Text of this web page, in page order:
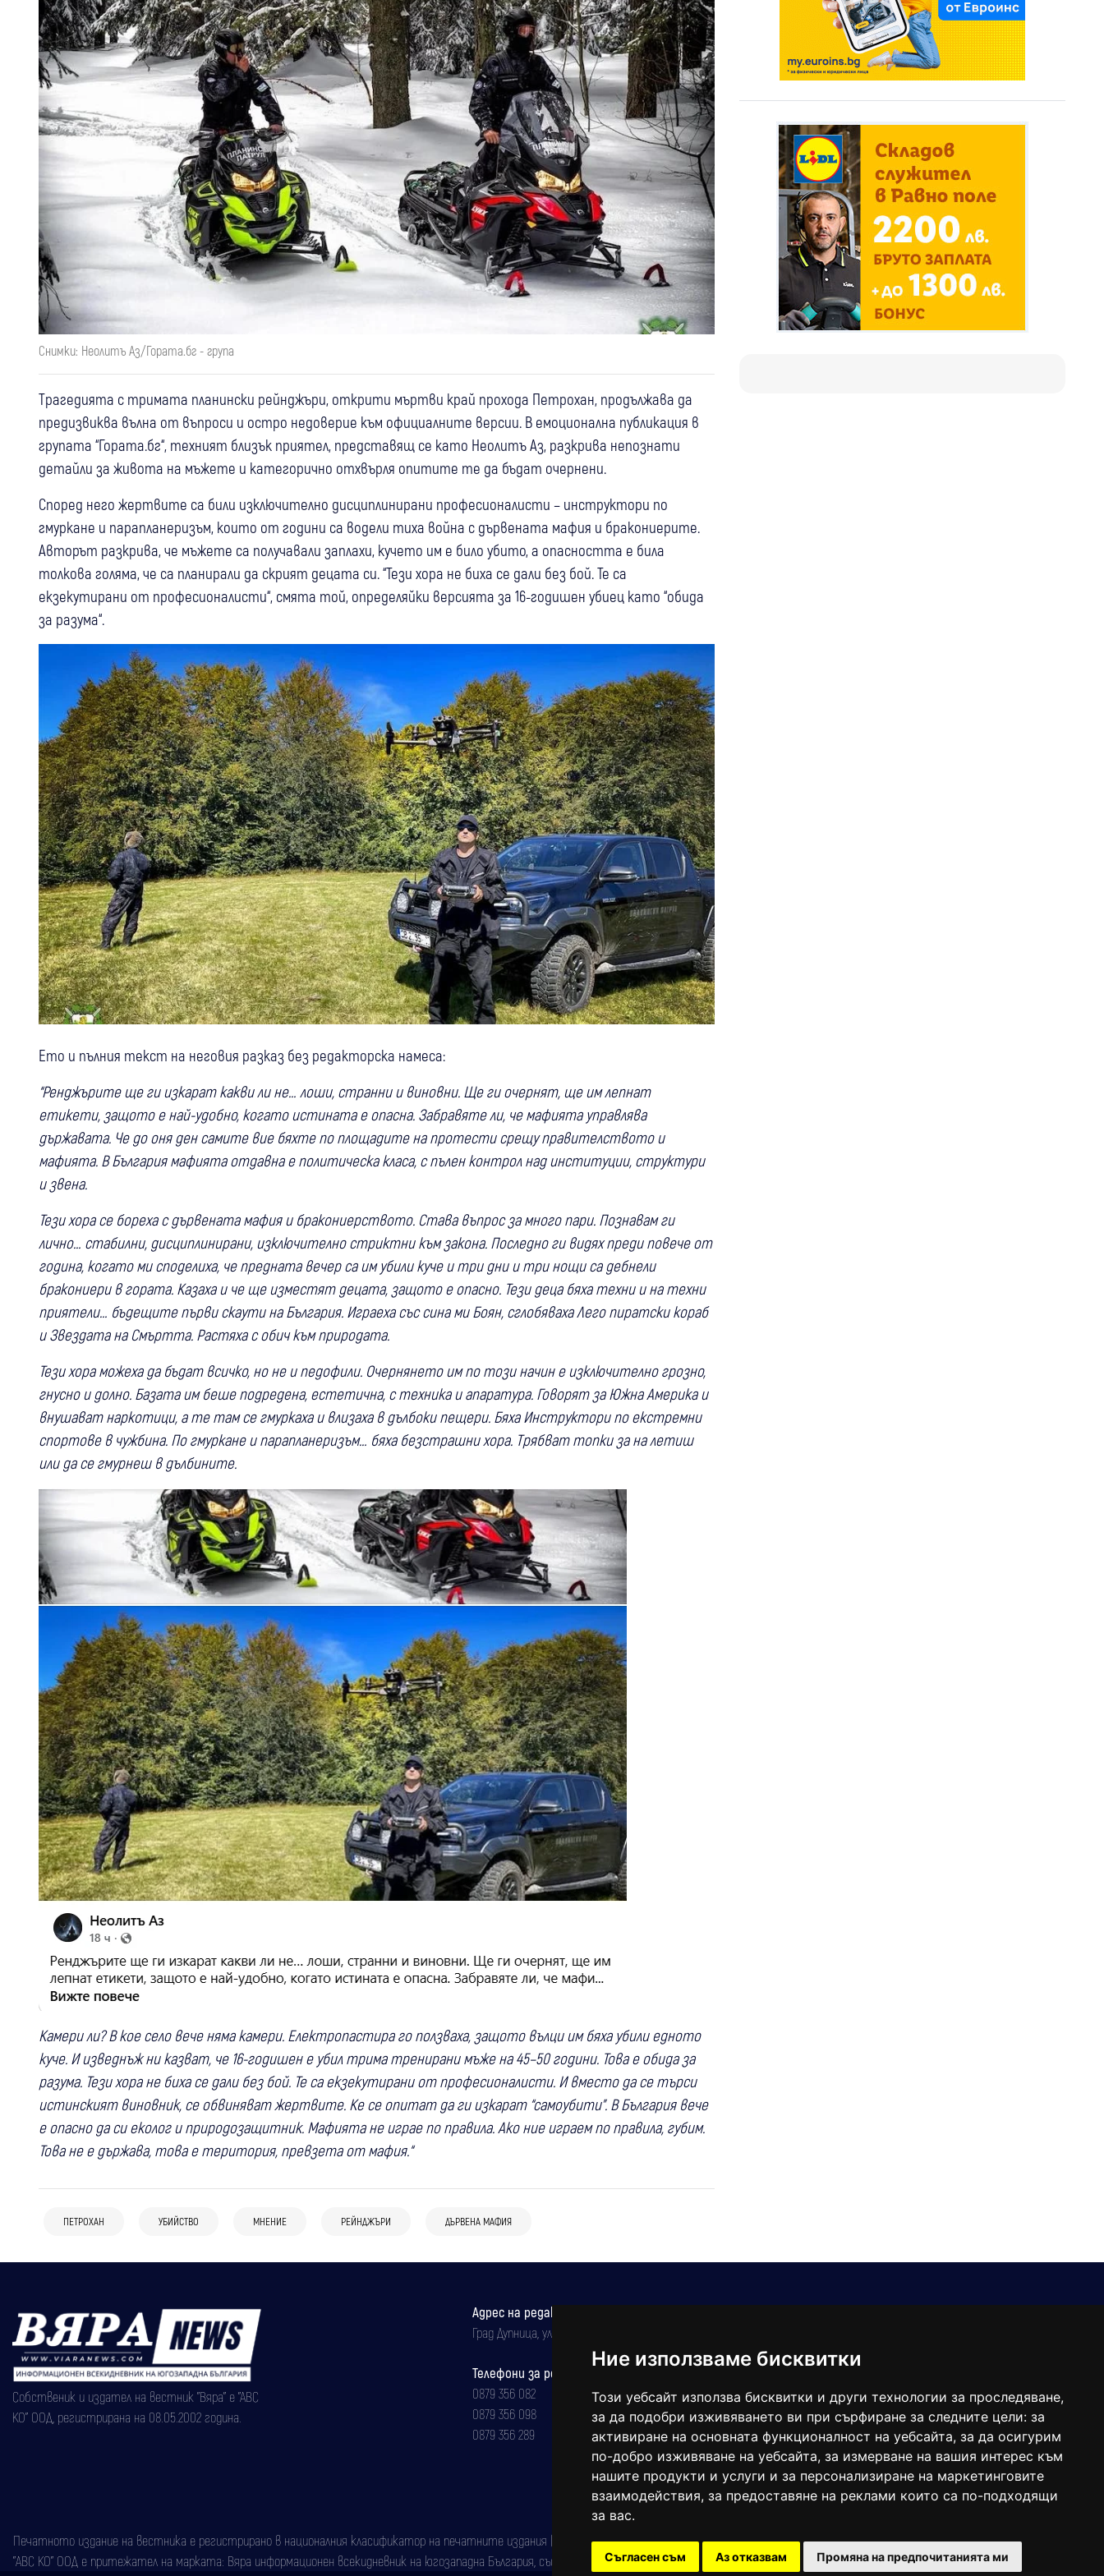
Ние използваме бисквитки
Този уебсайт използва бисквитки и други технологии за проследяване,
за да подобри изживяването ви при сърфиране за следните цели: за
активиране на основната функционалност на уебсайта, за да осигурим
по-добро изживяване на уебсайта, за измерване на вашия интерес към
нашите продукти и услуги и за персонализиране на маркетинговите
взаимодействия, за предоставяне на реклами които са по-подходящи
за вас.
Съгласен съм Аз отказвам Промяна на предпочитанията ми
Снимки: Неолитъ Аз/Гората.бг - група
Трагедията с тримата планински рейнджъри, открити мъртви край прохода Петрохан, продължава да
предизвиква вълна от въпроси и остро недоверие към официалните версии. В емоционална публикация в
групата “Гората.бг“, техният близък приятел, представящ се като Неолитъ Аз, разкрива непознати
детайли за живота на мъжете и категорично отхвърля опитите те да бъдат очернени.
Според него жертвите са били изключително дисциплинирани професионалисти – инструктори по
гмуркане и парапланеризъм, които от години са водели тиха война с дървената мафия и бракониерите.
Авторът разкрива, че мъжете са получавали заплахи, кучето им е било убито, а опасността е била
толкова голяма, че са планирали да скрият децата си. “Тези хора не биха се дали без бой. Те са
екзекутирани от професионалисти“, смята той, определяйки версията за 16-годишен убиец като “обида
за разума“.
Ето и пълния текст на неговия разказ без редакторска намеса:
“Ренджърите ще ги изкарат какви ли не… лоши, странни и виновни. Ще ги очернят, ще им лепнат
етикети, защото е най-удобно, когато истината е опасна. Забравяте ли, че мафията управлява
държавата. Че до оня ден самите вие бяхте по площадите на протести срещу правителството и
мафията. В България мафията отдавна е политическа класа, с пълен контрол над институции, структури
и звена.
Тези хора се бореха с дървената мафия и бракониерството. Става въпрос за много пари. Познавам ги
лично… стабилни, дисциплинирани, изключително стриктни към закона. Последно ги видях преди повече от
година, когато ми споделиха, че предната вечер са им убили куче и три дни и три нощи са дебнели
бракониери в гората. Казаха и че ще изместят децата, защото е опасно. Тези деца бяха техни и на техни
приятели… бъдещите първи скаути на България. Играеха със сина ми Боян, сглобяваха Лего пиратски кораб
и Звездата на Смъртта. Растяха с обич към природата.
Тези хора можеха да бъдат всичко, но не и педофили. Очернянето им по този начин е изключително грозно,
гнусно и долно. Базата им беше подредена, естетична, с техника и апаратура. Говорят за Южна Америка и
внушават наркотици, а те там се гмуркаха и влизаха в дълбоки пещери. Бяха Инструктори по екстремни
спортове в чужбина. По гмуркане и парапланеризъм… бяха безстрашни хора. Трябват топки за на летиш
или да се гмурнеш в дълбините.
Камери ли? В кое село вече няма камери. Електропастира го ползваха, защото вълци им бяха убили едното
куче. И изведнъж ни казват, че 16-годишен е убил трима тренирани мъже на 45–50 години. Това е обида за
разума. Тези хора не биха се дали без бой. Те са екзекутирани от професионалисти. И вместо да се търси
истинският виновник, се обвиняват жертвите. Ке се опитат да ги изкарат “самоубити”. В България вече
е опасно да си еколог и природозащитник. Мафията не играе по правила. Ако ние играем по правила, губим.
Това не е държава, това е територия, превзета от мафия.“
ПЕТРОХАН УБИЙСТВО МНЕНИЕ РЕЙНДЖЪРИ ДЪРВЕНА МАФИЯ
Собственик и издател на вестник "Вяра" е "АВС
КО" ООД, регистрирана на 08.05.2002 година.
Адрес на редакцията
Град Дупница, ул.''Христо Ботев" 43
Телефони за реклама и абонаменти
0879 356 082
0879 356 098
0879 356 289
balgarkanews@gmail.com
Печатното издание на вестника е регистрирано в националния класификатор на печатните издания (Българска национална агенция за ISSN) под номер: ISSN 1312-4722.
"АВС КО" ООД е притежател на марката: Вяра информационен всекидневник на югозападна България, със свидетелство за марка рег. номер: 47857/11.05.2004 година.